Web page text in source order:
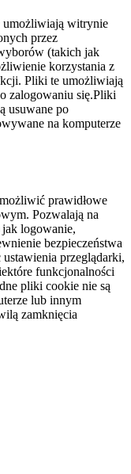
umożliwiają witrynie
przez
(takich jak
korzystania z
Pliki te umożliwiają
zalogowaniu się.Pliki
usuwane po
na komputerze
prawidłowe
Pozwalają na
logowanie,
bezpieczeństwa
przeglądarki,
funkcjonalności
pliki cookie nie są
lub innym
zamknięcia